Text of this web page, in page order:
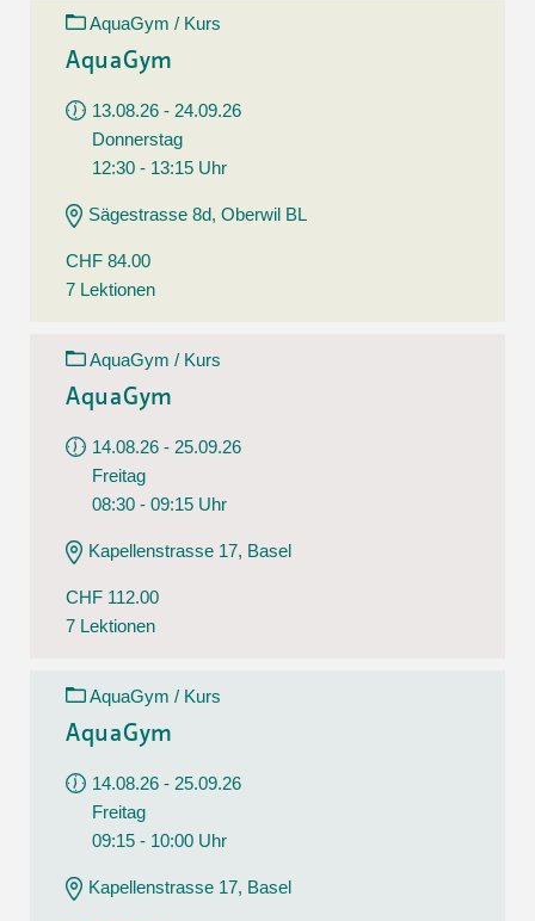
AquaGym / Kurs
AquaGym
13.08.26 - 24.09.26
Donnerstag
12:30 - 13:15 Uhr
Sägestrasse 8d, Oberwil BL
CHF 84.00
7 Lektionen
AquaGym / Kurs
AquaGym
14.08.26 - 25.09.26
Freitag
08:30 - 09:15 Uhr
Kapellenstrasse 17, Basel
CHF 112.00
7 Lektionen
AquaGym / Kurs
AquaGym
14.08.26 - 25.09.26
Freitag
09:15 - 10:00 Uhr
Kapellenstrasse 17, Basel